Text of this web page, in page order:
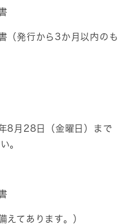
発行から3か月以内のも
8月28日（金曜日）まで
。
てあります。）